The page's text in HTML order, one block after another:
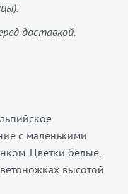
доставкой.
с маленькими
Цветки белые,
высотой